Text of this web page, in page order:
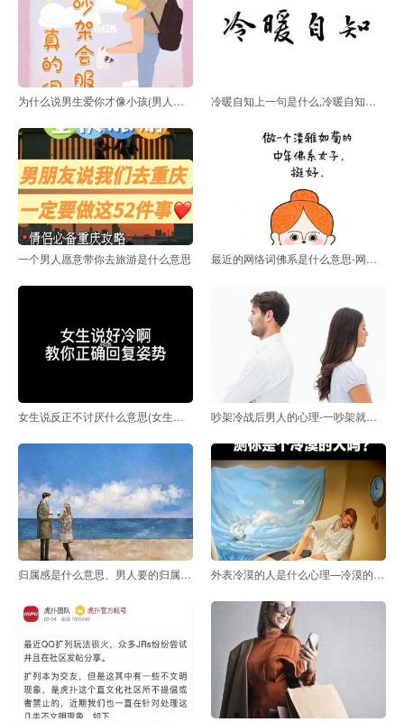
为什么说男生爱你才像小孩(男人说你像小孩子是什么意 冷暖自知上一句是什么,冷暖自知的前一句是什么
一个男人愿意带你去旅游是什么意思 最近的网络词佛系是什么意思-网络流行语佛系是什么意
女生说反正不讨厌什么意思(女生说不反感是什么意思) 吵架冷战后男人的心理-一吵架就冷战的男人是什么心理
归属感是什么意思、男人要的归属感是什么意思 外表冷漠的人是什么心理—冷漠的人是什么心理